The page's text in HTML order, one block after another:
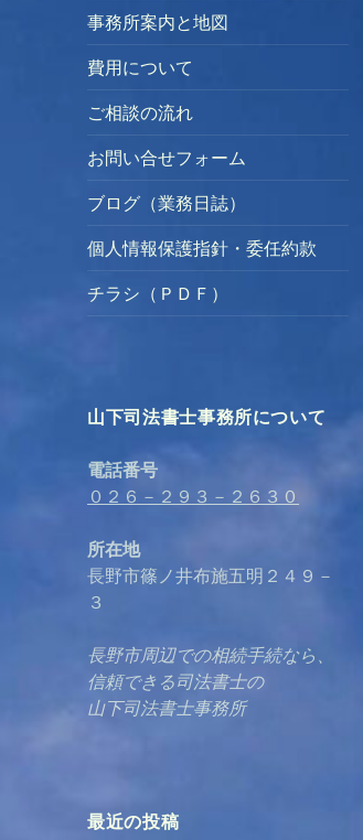
事務所案内と地図
費用について
ご相談の流れ
お問い合せフォーム
ブログ（業務日誌）
個人情報保護指針・委任約款
チラシ（ＰＤＦ）
山下司法書士事務所について
電話番号
０２６－２９３－２６３０
所在地
長野市篠ノ井布施五明２４９－
３
長野市周辺での相続手続なら、
信頼できる司法書士の
山下司法書士事務所
最近の投稿